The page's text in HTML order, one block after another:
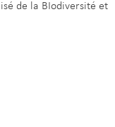
de la BIodiversité et